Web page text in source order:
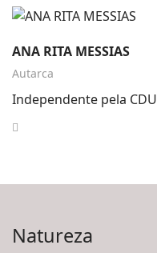
ANA RITA MESSIAS
Autarca
Independente pela CDU
Natureza